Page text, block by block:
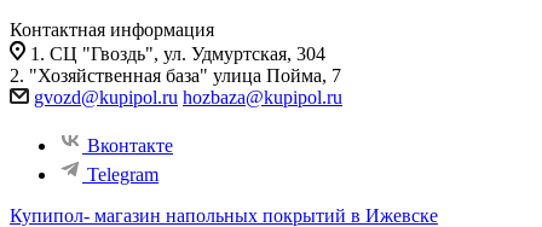
Контактная информация
1. СЦ "Гвоздь", ул. Удмуртская, 304
2. "Хозяйственная база" улица Пойма, 7
gvozd@kupipol.ru hozbaza@kupipol.ru
Вконтакте
Telegram
Купипол- магазин напольных покрытий в Ижевске